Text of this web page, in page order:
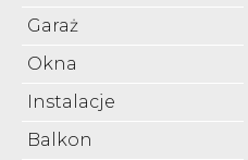
Garaż
Okna
Instalacje
Balkon